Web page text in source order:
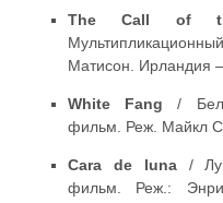
The Call of
Матисон. Ирландия
White Fang /
фильм. Реж. Майкл
Cara de luna/
фильм. Реж.: